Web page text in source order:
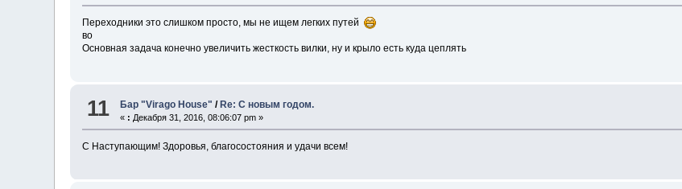
Переходники это слишком просто, мы не ищем легких путей
во
Основная задача конечно увеличить жесткость вилки, ну и крыло есть куда цеплять
11 Бар "Virago House" /Re: C новым годом.
« : Декабря 31, 2016, 08:06:07 pm »
С Наступающим! Здоровья, благосостояния и удачи всем!